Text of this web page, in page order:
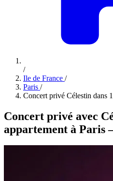
/
Ile de France /
Paris /
Concert privé Célestin dans
Concert privé avec
appartement à Paris